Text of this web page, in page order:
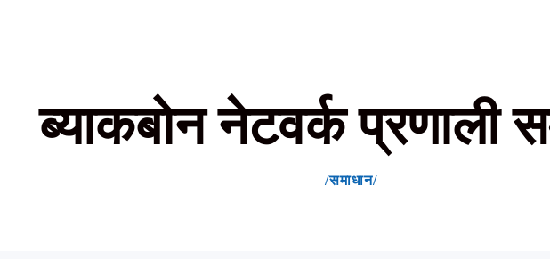
ब्याकबोन नेटवर्क प्रणाली
/समाधान/